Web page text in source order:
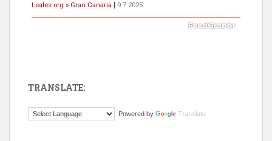
Leales.org » Gran Canaria
9.7.2025
Este gato macho ha aparecido en la calle hace menos de un mes,
TRANSLATE:
Powered by Translate